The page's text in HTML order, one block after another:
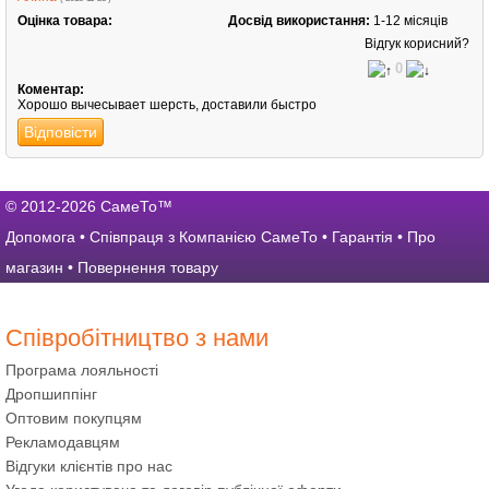
Оцінка товара: Досвід використання: 1-12 місяців
Відгук корисний?
0
Коментар:
Хорошо вычесывает шерсть, доставили быстро
Відповісти
© 2012-2026 СамеТо™
Допомога • Співпраця з Компанією СамеТо • Гарантія • Про
магазин • Повернення товару
Співробітництво з нами
Програма лояльності
Дропшиппінг
Оптовим покупцям
Рекламодавцям
Відгуки клієнтів про нас